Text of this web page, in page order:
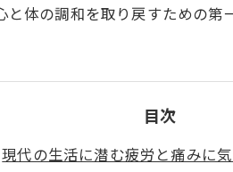
体の調和を取り戻すための第
目次
現代の生活に潜む疲労と痛みに